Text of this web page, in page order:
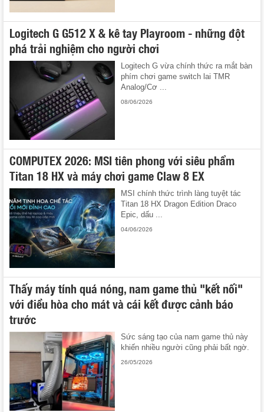
Logitech G G512 X & kê tay Playroom - những đột
phá trải nghiệm cho người chơi
Logitech G vừa chính thức ra mắt bàn
phím chơi game switch lai TMR
Analog/Cơ ...
08/06/2026
COMPUTEX 2026: MSI tiên phong với siêu phẩm
Titan 18 HX và máy chơi game Claw 8 EX
MSI chính thức trình làng tuyệt tác
Titan 18 HX Dragon Edition Draco
Epic, dấu ...
04/06/2026
Thấy máy tính quá nóng, nam game thủ "kết nối"
với điều hòa cho mát và cái kết được cảnh báo
trước
Sức sáng tạo của nam game thủ này
khiến nhiều người cũng phải bất ngờ.
26/05/2026